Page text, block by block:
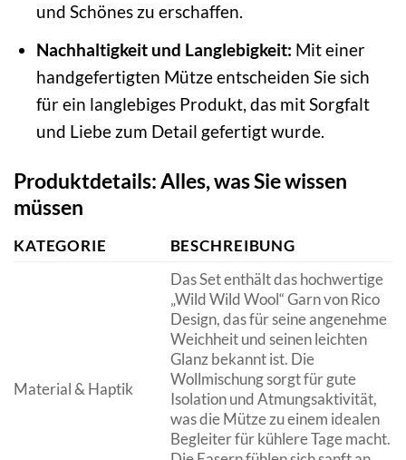
und Schönes zu erschaffen.
Nachhaltigkeit und Langlebigkeit: Mit einer
handgefertigten Mütze entscheiden Sie sich
für ein langlebiges Produkt, das mit Sorgfalt
und Liebe zum Detail gefertigt wurde.
Produktdetails: Alles, was Sie wissen
müssen
KATEGORIE BESCHREIBUNG
Material & Haptik
Das Set enthält das hochwertige
„Wild Wild Wool“ Garn von Rico
Design, das für seine angenehme
Weichheit und seinen leichten
Glanz bekannt ist. Die
Wollmischung sorgt für gute
Isolation und Atmungsaktivität,
was die Mütze zu einem idealen
Begleiter für kühlere Tage macht.